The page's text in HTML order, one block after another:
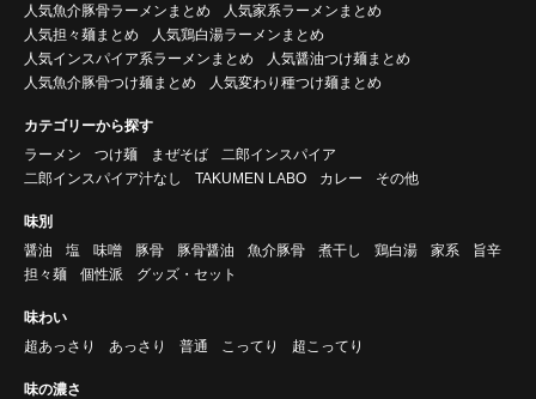
人気魚介豚骨ラーメンまとめ
人気家系ラーメンまとめ
人気担々麺まとめ
人気鶏白湯ラーメンまとめ
人気インスパイア系ラーメンまとめ
人気醤油つけ麺まとめ
人気魚介豚骨つけ麺まとめ
人気変わり種つけ麺まとめ
カテゴリーから探す
ラーメン
つけ麺 まぜそば
二郎インスパイア
二郎インスパイア汁なし
TAKUMEN LABO カレー その他
味別
醤油
塩 味噌 豚骨 豚骨醤油 魚介豚骨 煮干し 鶏白湯 家系
旨辛
担々麺
個性派 グッズ・セット
味わい
超あっさり
あっさり 普通 こってり 超こってり
味の濃さ